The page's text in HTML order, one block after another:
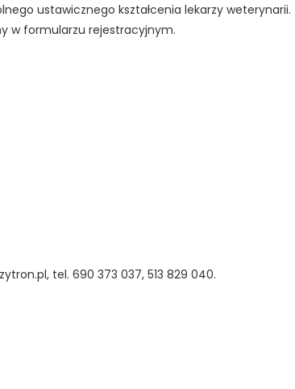
ustawicznego kształcenia lekarzy weterynarii.
w formularzu rejestracyjnym.
tel. 690 373 037, 513 829 040.